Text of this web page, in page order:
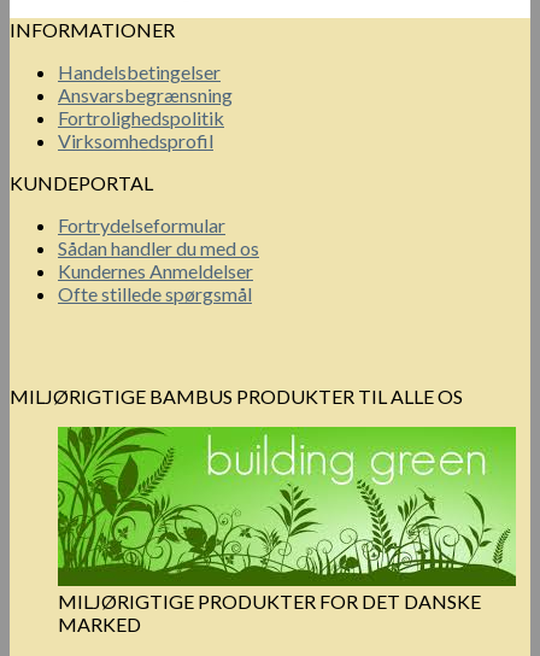
INFORMATIONER
Handelsbetingelser
Ansvarsbegrænsning
Fortrolighedspolitik
Virksomhedsprofil
KUNDEPORTAL
Fortrydelseformular
Sådan handler du med os
Kundernes Anmeldelser
Ofte stillede spørgsmål
MILJØRIGTIGE BAMBUS PRODUKTER TIL ALLE OS
MILJØRIGTIGE PRODUKTER FOR DET DANSKE
MARKED